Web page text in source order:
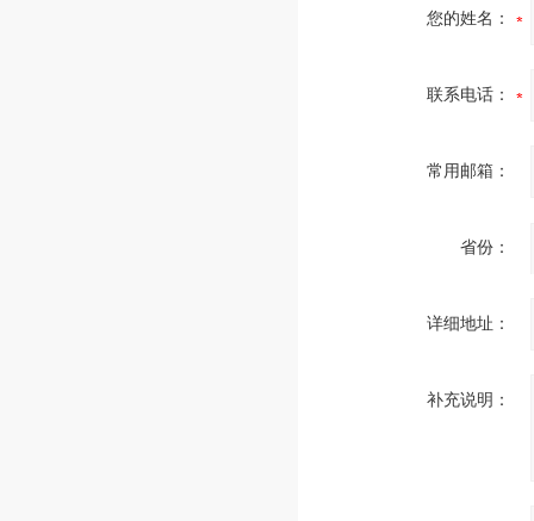
您的姓名：
联系电话：
常用邮箱：
省份：
详细地址：
补充说明：